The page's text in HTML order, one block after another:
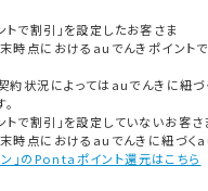
で割引」を設定したお客さま
時点におけるauでんきポイント
約状況によってはauでんきに紐
で割引」を設定していないお客さ
時点におけるauでんきに紐づく
ン」のPontaポイント還元はこちら